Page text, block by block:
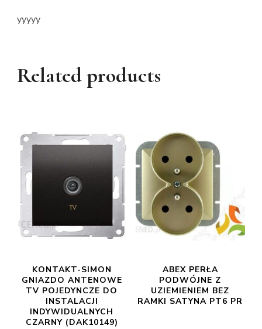
yyyyy
Related products
KONTAKT-SIMON
GNIAZDO ANTENOWE
TV POJEDYNCZE DO
INSTALACJI
INDYWIDUALNYCH
CZARNY (DAK10149)
ABEX PERŁA
PODWÓJNE Z
UZIEMIENIEM BEZ
RAMKI SATYNA PT6 PR